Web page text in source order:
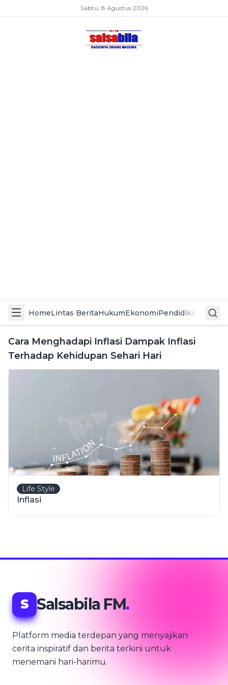
Sabtu, 8 Agustus 2026
HomeLintas BeritaHukumEkonomiPendidikan Politik
Cara Menghadapi Inflasi Dampak Inflasi
Terhadap Kehidupan Sehari Hari
Life Style
Inflasi
S Salsabila FM.
Platform media terdepan yang menyajikan
cerita inspiratif dan berita terkini untuk
menemani hari-harimu.